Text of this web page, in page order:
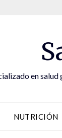
en salud
NUTRICIÓN